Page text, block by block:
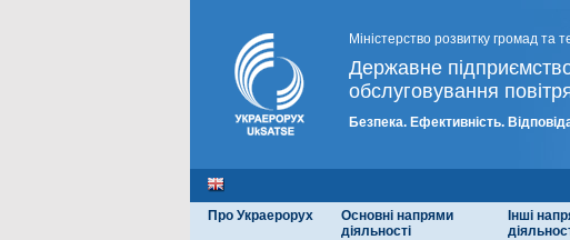
Міністерство розвитку громад та
Державне
обслуговування
Безпека. Ефективність.
Про Украерорух
Основні напрями
діяльності
Інші